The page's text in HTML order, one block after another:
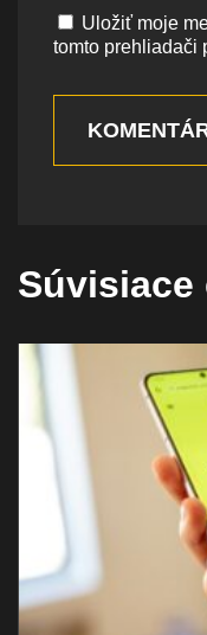
Uložiť moje
tomto prehliadači
Súvisiace